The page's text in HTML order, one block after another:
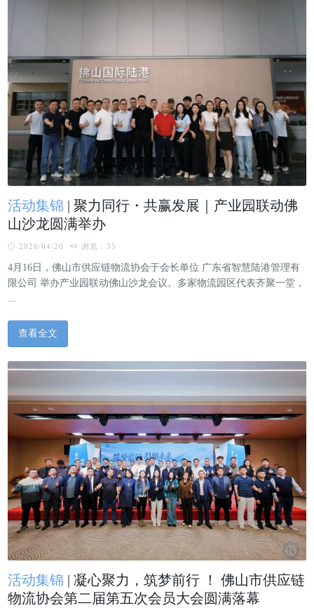
活动集锦 |聚力同行・共赢发展｜产业园联动佛
山沙龙圆满举办
2026/04/20 浏览：35
4月16日，佛山市供应链物流协会于会长单位 广东省智慧陆港管理有
限公司 举办产业园联动佛山沙龙会议。多家物流园区代表齐聚一堂，
查看全文
活动集锦 |凝心聚力，筑梦前行 ！ 佛山市供应链
物流协会第二届第五次会员大会圆满落幕